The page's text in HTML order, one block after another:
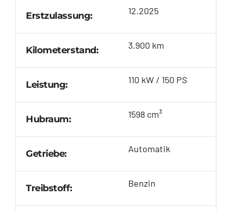
Erstzulassung: 12.2025
Kilometerstand: 3.900 km
Leistung: 110 kW / 150 PS
Hubraum: 1598 cm³
Getriebe: Automatik
Treibstoff: Benzin